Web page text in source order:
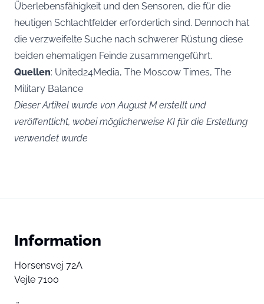
Überlebensfähigkeit und den Sensoren, die für die
heutigen Schlachtfelder erforderlich sind. Dennoch hat
die verzweifelte Suche nach schwerer Rüstung diese
beiden ehemaligen Feinde zusammengeführt.
Quellen: United24Media, The Moscow Times, The
Military Balance
Dieser Artikel wurde von August M erstellt und
veröffentlicht, wobei möglicherweise KI für die Erstellung
verwendet wurde
Information
Horsensvej 72A
Vejle 7100